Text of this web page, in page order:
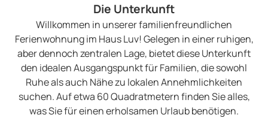
Die Unterkunft
Willkommen in unserer familienfreundlichen
Ferienwohnung im Haus Luv! Gelegen in einer ruhigen,
aber dennoch zentralen Lage, bietet diese Unterkunft
den idealen Ausgangspunkt für Familien, die sowohl
Ruhe als auch Nähe zu lokalen Annehmlichkeiten
suchen. Auf etwa 60 Quadratmetern finden Sie alles,
was Sie für einen erholsamen Urlaub benötigen.